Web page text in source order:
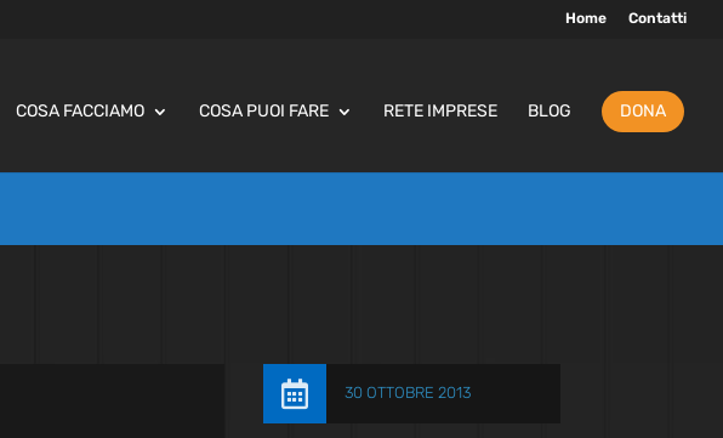
Home Contatti
COSA FACCIAMO COSA PUOI FARE RETE IMPRESE BLOG DONA
 30 OTTOBRE 2013